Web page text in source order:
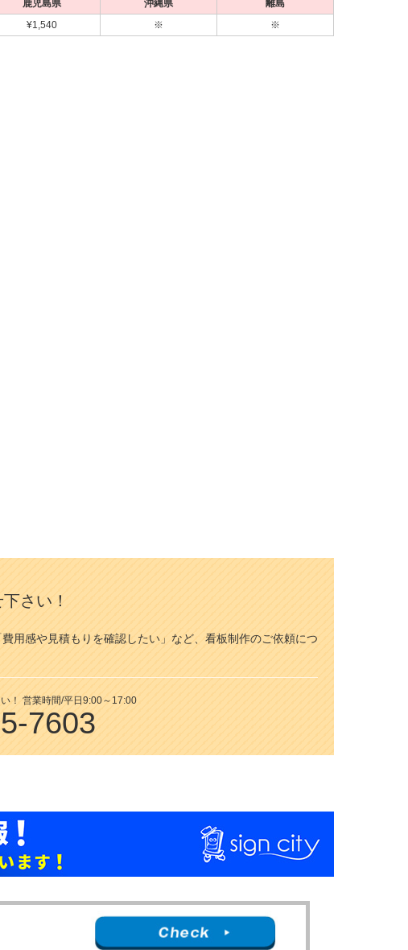
鹿児島県 沖縄県
離島
¥1,540 ※ ※
さい！
用感や見積もりを確認したい」など、看板制作のご依頼につ
！ 営業時間/平日9:00～17:00
7603